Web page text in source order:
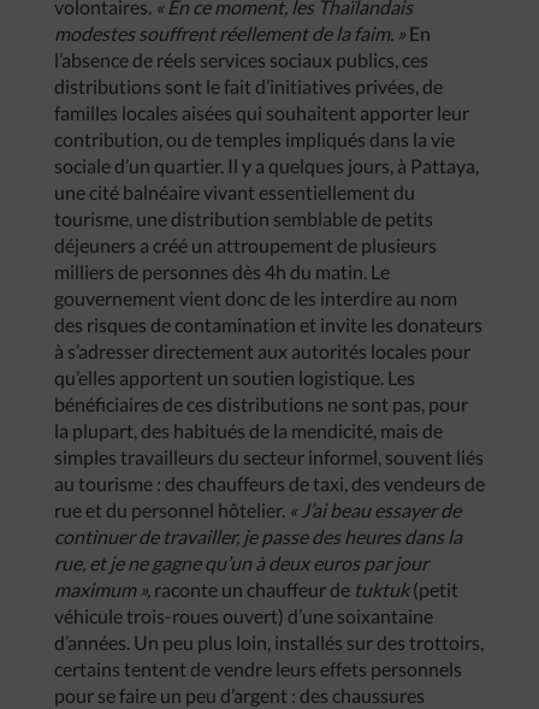
volontaires. « En ce moment, les Thaïlandais
modestes souffrent réellement de la faim. » En
l’absence de réels services sociaux publics, ces
distributions sont le fait d’initiatives privées, de
familles locales aisées qui souhaitent apporter leur
contribution, ou de temples impliqués dans la vie
sociale d’un quartier. Il y a quelques jours, à Pattaya,
une cité balnéaire vivant essentiellement du
tourisme, une distribution semblable de petits
déjeuners a créé un attroupement de plusieurs
milliers de personnes dès 4h du matin. Le
gouvernement vient donc de les interdire au nom
des risques de contamination et invite les donateurs
à s’adresser directement aux autorités locales pour
qu’elles apportent un soutien logistique. Les
bénéficiaires de ces distributions ne sont pas, pour
la plupart, des habitués de la mendicité, mais de
simples travailleurs du secteur informel, souvent liés
au tourisme : des chauffeurs de taxi, des vendeurs de
rue et du personnel hôtelier. « J’ai beau essayer de
continuer de travailler, je passe des heures dans la
rue, et je ne gagne qu’un à deux euros par jour
maximum », raconte un chauffeur de tuktuk(petit
véhicule trois-roues ouvert) d’une soixantaine
d’années. Un peu plus loin, installés sur des trottoirs,
certains tentent de vendre leurs effets personnels
pour se faire un peu d’argent : des chaussures